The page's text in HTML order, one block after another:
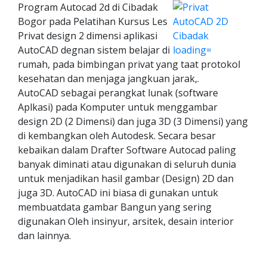
Program Autocad 2d di Cibadak
Bogor pada Pelatihan Kursus Les
Privat design 2 dimensi aplikasi
AutoCAD degnan sistem belajar di
rumah, pada bimbingan privat yang taat protokol
kesehatan dan menjaga jangkuan jarak,.
AutoCAD sebagai perangkat lunak (software
Aplkasi) pada Komputer untuk menggambar
design 2D (2 Dimensi) dan juga 3D (3 Dimensi) yang
di kembangkan oleh Autodesk. Secara besar
kebaikan dalam Drafter Software Autocad paling
banyak diminati atau digunakan di seluruh dunia
untuk menjadikan hasil gambar (Design) 2D dan
juga 3D. AutoCAD ini biasa di gunakan untuk
membuatdata gambar Bangun yang sering
digunakan Oleh insinyur, arsitek, desain interior
dan lainnya.